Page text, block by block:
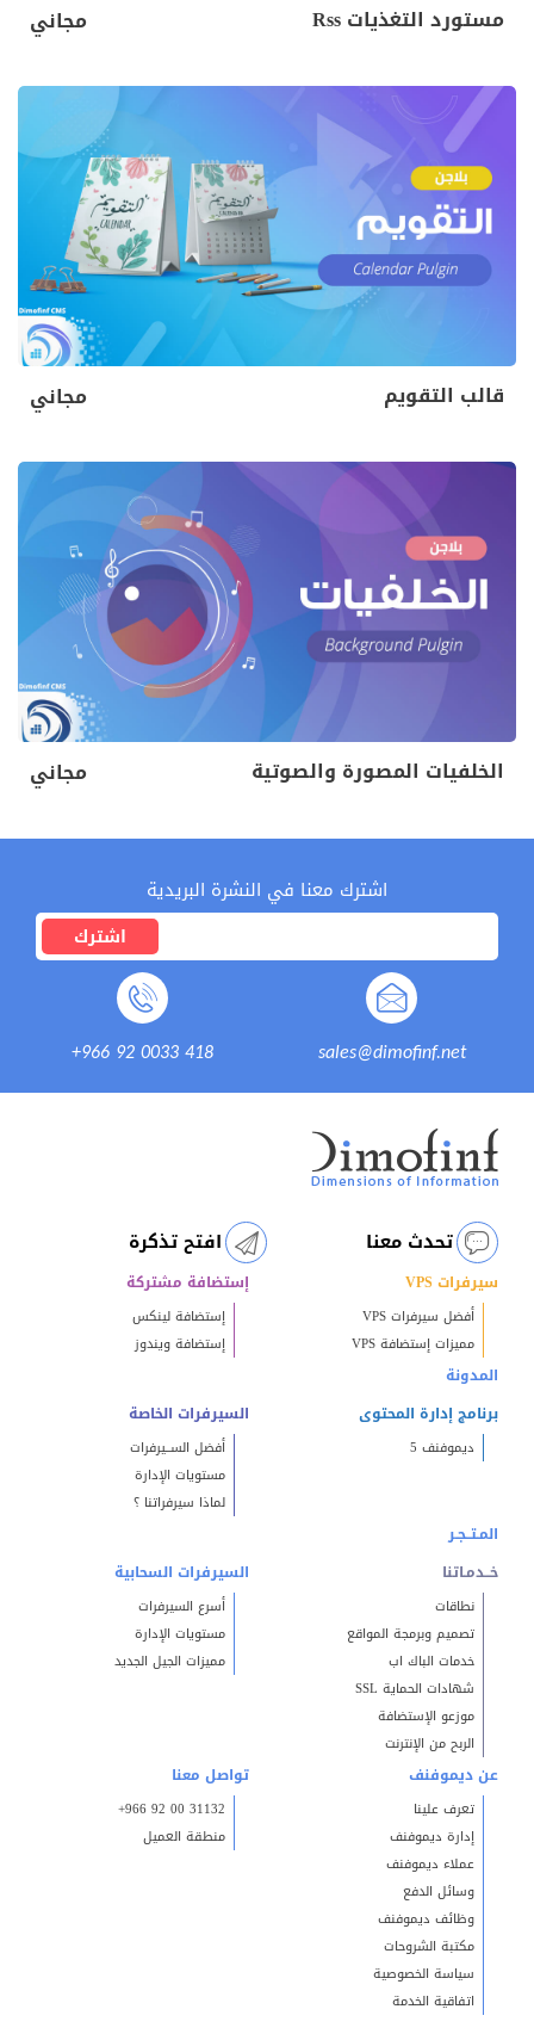
مستورد التغذيات Rss مجاني
قالب التقويم مجاني
الخلفيات المصورة والصوتية مجاني
اشترك معنا في النشرة البريدية
اشترك
sales@dimofinf.net
+966 92 0033 418
تحدث معنا افتح تذكرة
سيرفرات VPS
أفضل سيرفرات VPS
مميزات إستضافة VPS
إستضافة مشتركة
إستضافة لينكس
إستضافة ويندوز
المدونة
برنامج إدارة المحتوى
ديموفنف 5
السيرفرات الخاصة
أفضل الســيرفرات
مستويات الإدارة
لماذا سيرفراتنا ؟
المـتــجـر
خــدمـاتنا
نطاقات
تصميم وبرمجة المواقع
خدمات الباك اب
شهادات الحماية SSL
موزعو الإستضافة
الربح من الإنترنت
السيرفرات السحابية
أسرع السيرفرات
مستويات الإدارة
مميزات الجيل الجديد
عن ديموفنف
تعرف علينا
إدارة ديموفنف
عملاء ديموفنف
وسائل الدفع
وظائف ديموفنف
مكتبة الشروحات
سياسة الخصوصية
اتفاقية الخدمة
تواصل معنا
+966 92 00 31132
منطقة العميل